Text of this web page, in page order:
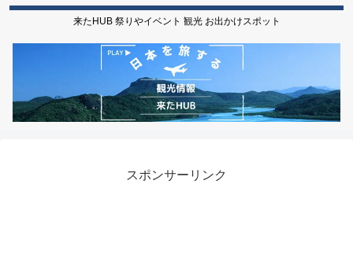
来たHUB 祭りやイベント 観光 お出かけスポット
スポンサーリンク